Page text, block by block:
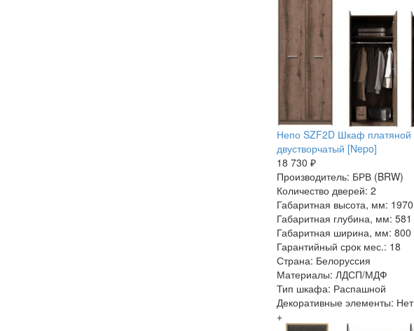
Непо SZF2D Шкаф платяной
двустворчатый [Nepo]
18 730 ₽
Производитель: БРВ (BRW)
Количество дверей: 2
Габаритная высота, мм: 1970
Габаритная глубина, мм: 581
Габаритная ширина, мм: 800
Гарантийный срок мес.: 18
Страна: Белоруссия
Материалы: ЛДСП/МДФ
Тип шкафа: Распашной
Декоративные элементы: Нет
+